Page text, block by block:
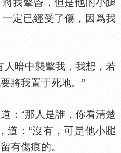
定已經受了傷，因爲我
暗中襲擊我，我想，若
將我置于死地。”
：“那人是誰，你看清楚
道：“沒有，可是他小
有傷痕的。